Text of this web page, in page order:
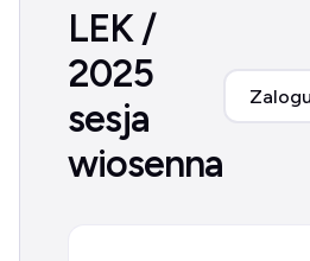
LEK /
2025
sesja
wiosenna